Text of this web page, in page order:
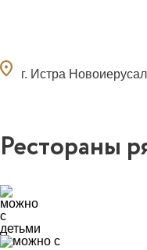
г. Истра
Рестораны